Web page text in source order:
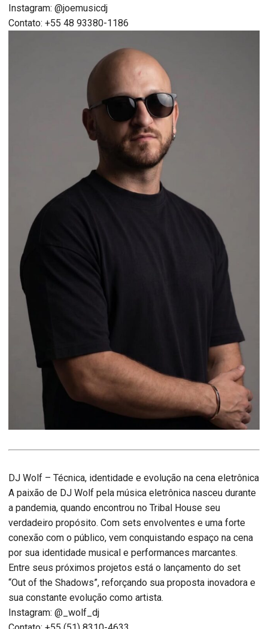
Instagram: @joemusicdj
Contato: +55 48 93380-1186
DJ Wolf – Técnica, identidade e evolução na cena eletrônica
A paixão de DJ Wolf pela música eletrônica nasceu durante
a pandemia, quando encontrou no Tribal House seu
verdadeiro propósito. Com sets envolventes e uma forte
conexão com o público, vem conquistando espaço na cena
por sua identidade musical e performances marcantes.
Entre seus próximos projetos está o lançamento do set
“Out of the Shadows”, reforçando sua proposta inovadora e
sua constante evolução como artista.
Instagram: @_wolf_dj